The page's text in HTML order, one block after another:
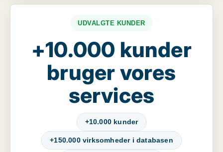
UDVALGTE KUNDER
+10.000 kunder
bruger vores
services
+10.000 kunder
+150.000 virksomheder i databasen